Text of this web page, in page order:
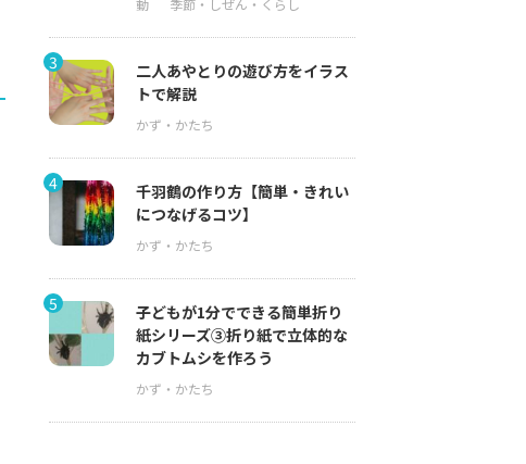
3
二人あやとりの遊び方をイラス
トで解説
4
千羽鶴の作り方【簡単・きれい
につなげるコツ】
5
子どもが1分でできる簡単折り
紙シリーズ③折り紙で立体的な
カブトムシを作ろう